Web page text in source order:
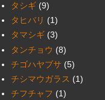
タシギ (9)
タヒバリ (1)
タマシギ (3)
タンチョウ (8)
チゴハヤブサ (5)
チシマウガラス (1)
チフチャフ (1)